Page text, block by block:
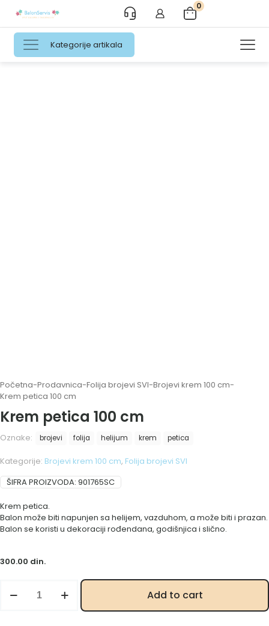
0
Kategorije artikala
Početna-Prodavnica-Folija brojevi SVI-Brojevi krem 100 cm-
Krem petica 100 cm
Krem petica 100 cm
Oznake: brojevi folija helijum krem petica
Kategorije: Brojevi krem 100 cm, Folija brojevi SVI
ŠIFRA PROIZVODA: 901765SC
Krem petica.
Balon može biti napunjen sa helijem, vazduhom, a može biti i prazan.
Balon se koristi u dekoraciji rođendana, godišnjica i slično.
300.00 din.
petica
Add to cart